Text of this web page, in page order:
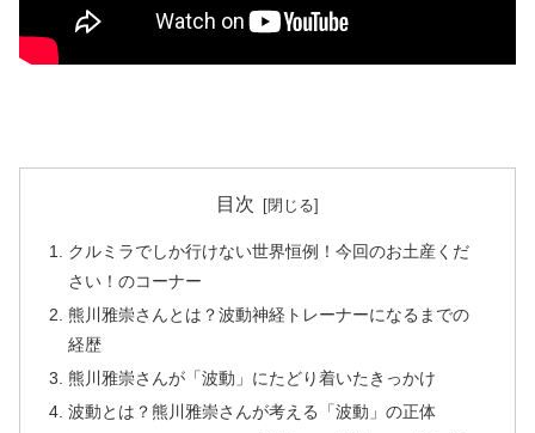
目次
クルミラでしか行けない世界恒例！今回のお土産くだ
さい！のコーナー
熊川雅崇さんとは？波動神経トレーナーになるまでの
経歴
熊川雅崇さんが「波動」にたどり着いたきっかけ
波動とは？熊川雅崇さんが考える「波動」の正体